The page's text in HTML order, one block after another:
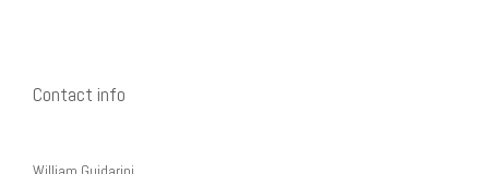
Contact info